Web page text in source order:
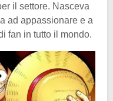
il settore. Nasceva
ad appassionare e a
fan in tutto il mondo.